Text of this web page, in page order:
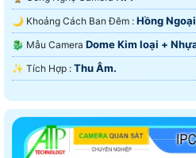
🌙 Khoảng Cách Ban Đêm : Hồng
🐉️ Mẫu Camera Dome Kim loại +
️✨ Tích Hợp : Thu Âm.